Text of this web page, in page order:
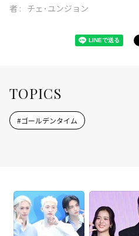
者 : チェ･ユンジョン
TOPICS
#ゴールデンタイム